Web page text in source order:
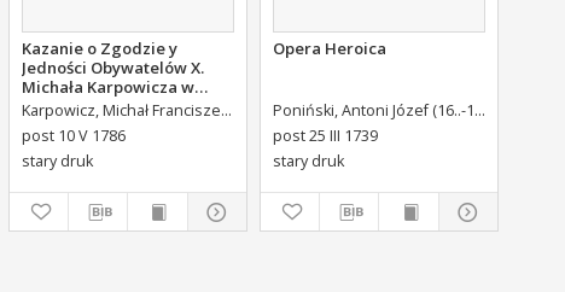
Portalupi, Antoni Maria (1713-1791) Tł.
Brühl, Heinrich von (1700-1763)Adr. ded.
Kazanie o Zgodzie y
Jedności Obywatelów X.
Michała Karpowicza w
Uroczystosc Imienin [...]
Stanisława Augusta Krola
Miane [...].
Karpowicz, Michał Franciszek (1744-1803)
post 10 V 1786
stary druk
Opera Heroica
Poniński, Antoni Józef (16..-1742).
post 25 III 1739
stary druk